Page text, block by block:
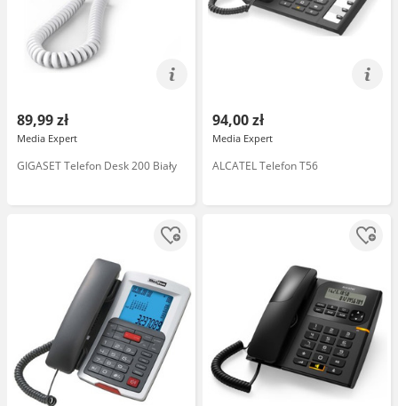
89,99 zł
Media Expert
GIGASET Telefon Desk 200 Biały
94,00 zł
Media Expert
ALCATEL Telefon T56